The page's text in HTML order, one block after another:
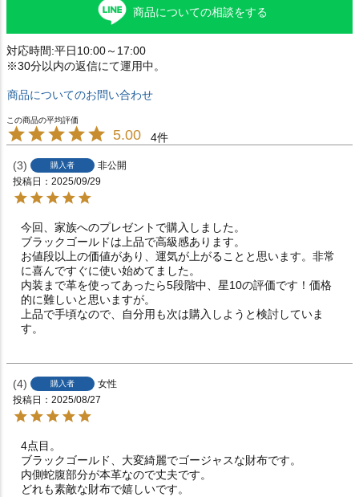
商品についての相談をする
対応時間:平日10:00～17:00
※30分以内の返信にて運用中。
商品についてのお問い合わせ
5.00 4
3 購入者
非公開
投稿日
2025/09/29
今回、家族へのプレゼントで購入しました。
ブラックゴールドは上品で高級感あります。
お値段以上の価値があり、運気が上がることと思います。非常
に喜んですぐに使い始めてました。
内装まで革を使ってあったら5段階中、星10の評価です！価格
的に難しいと思いますが。
上品で手頃なので、自分用も次は購入しようと検討していま
す。
4 購入者
女性
投稿日
2025/08/27
4点目。
ブラックゴールド、大変綺麗でゴージャスな財布です。
内側蛇腹部分が本革なので丈夫です。
どれも素敵な財布で嬉しいです。